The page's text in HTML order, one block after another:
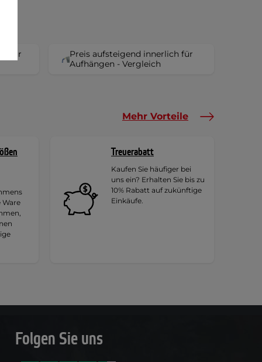
für
Preis aufsteigend innerlich für
Aufhängen - Vergleich
Mehr Vorteile
Treuerabatt
Kaufen Sie häufiger bei
uns ein? Erhalten Sie bis zu
10% Rabatt auf zukünftige
Einkäufe.
Folgen Sie uns